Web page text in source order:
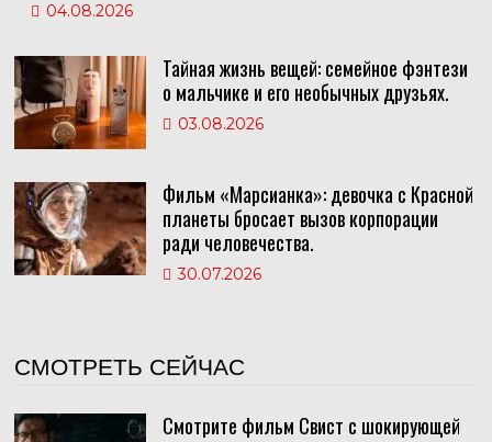
04.08.2026
Тайная жизнь вещей: семейное фэнтези
о мальчике и его необычных друзьях.
03.08.2026
Фильм «Марсианка»: девочка с Красной
планеты бросает вызов корпорации
ради человечества.
30.07.2026
СМОТРЕТЬ СЕЙЧАС
Смотрите фильм Свист с шокирующей